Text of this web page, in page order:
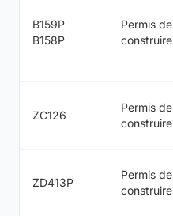
B159P
B158P
Permis de
construire
ZC126
Permis de
construire
ZD413P
Permis de
construire